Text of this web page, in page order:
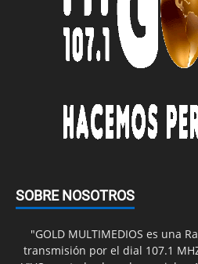
SOBRE NOSOTROS
"GOLD MULTIMEDIOS es una
transmisión por el dial 107.1